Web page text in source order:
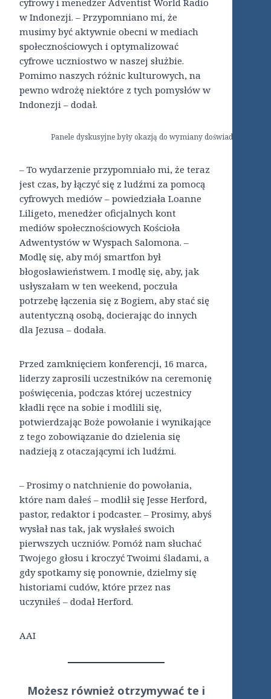
cyfrowy i menedżer Adventist World Radio
w Indonezji. – Przypomniano mi, że
musimy być aktywnie obecni w mediach
społecznościowych i optymalizować
cyfrowe uczniostwo w naszej służbie.
Pomimo naszych różnic kulturowych, na
pewno wdrożę niektóre z tych pomysłów w
Indonezji – dodał.
Panele dyskusyjne były okazją do wymiany doświadczeń z
– To wydarzenie przypomniało mi, że teraz
jest czas, by łączyć się z ludźmi za pomocą
cyfrowych mediów – powiedziała Loanne
Liligeto, menedżer oficjalnych kont
mediów społecznościowych Kościoła
Adwentystów w Wyspach Salomona. –
Modlę się, aby mój smartfon był
błogosławieństwem. I modlę się, aby, jak
usłyszałam w ten weekend, poczuła
potrzebę łączenia się z Bogiem, aby stać się
autentyczną osobą, docierając do innych
dla Jezusa – dodała.
Przed zamknięciem konferencji, 16 marca,
liderzy zaprosili uczestników na ceremonię
poświęcenia, podczas której uczestnicy
kładli ręce na sobie i modlili się,
potwierdzając Boże powołanie i wynikające
z tego zobowiązanie do dzielenia się
nadzieją z otaczającymi ich ludźmi.
– Prosimy o natchnienie do powołania,
które nam dałeś – modlił się Jesse Herford,
pastor, redaktor i podcaster. – Prosimy, abyś
wysłał nas tak, jak wysłałeś swoich
pierwszych uczniów. Pomóż nam słuchać
Twojego głosu i kroczyć Twoimi śladami, a
gdy spotkamy się ponownie, dzielmy się
historiami cudów, które przez nas
uczyniłeś – dodał Herford.
AAI
Możesz również otrzymywać te i